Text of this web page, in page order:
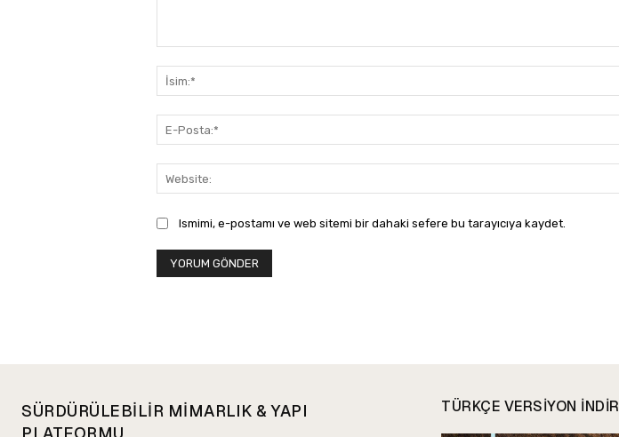
Ismimi, e-postamı ve web sitemi bir dahaki sefere bu tarayıcıya kaydet.
SÜRDÜRÜLEBİLİR MİMARLIK & YAPI
TÜRKÇE VERSIYON INDIR